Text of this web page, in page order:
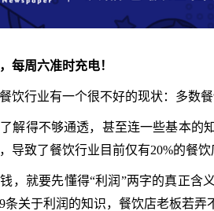
每周六准时充电！
餐饮行业有一个很不好的现状：多数
解得不够通透，甚至连一些基本的
导致了餐饮行业目前仅有20%的餐饮
，就要先懂得“利润”两字的真正含
条关于利润的知识，餐饮店老板若弄